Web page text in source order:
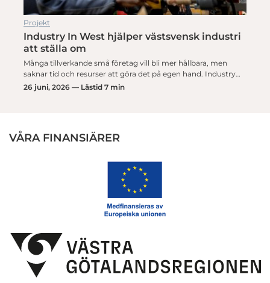
Projekt
Industry In West hjälper västsvensk industri
att ställa om
Många tillverkande små företag vill bli mer hållbara, men
saknar tid och resurser att göra det på egen hand. Industry…
26 juni, 2026 — Lästid 7 min
VÅRA FINANSIÄRER